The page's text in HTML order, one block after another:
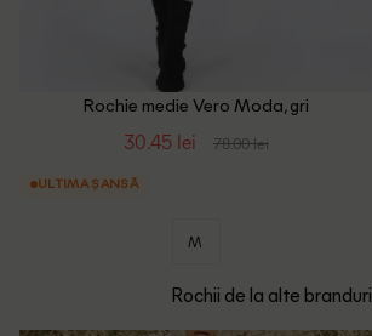
Rochie medie Vero Moda, gri
30.45 lei 78.00 lei
ULTIMA ȘANSĂ
M
Rochii de la alte branduri